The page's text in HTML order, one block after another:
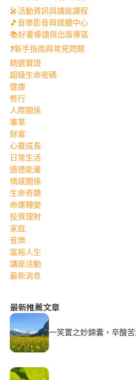
🎤活動資訊與講座課程
🎵音樂影音與媒體中心
📚好書導讀與出版專區
❓新手指南與常見問題
精選實證
超級生命密碼
健康
修行
人際關係
事業
財富
心靈成長
日常生活
道德能量
情感關係
生命奇蹟
命運轉變
投資理財
家庭
音樂
富裕人生
講座活動
最新消息
最新推薦文章
一笑置之妙錦囊，辛酸